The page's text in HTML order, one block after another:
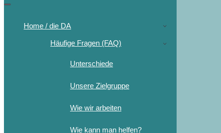
Navigations-
Home / die DA
Häufige Fragen (FAQ)
Unterschiede
Unsere Zielgruppe
Wie wir arbeiten
Wie kann man helfen?